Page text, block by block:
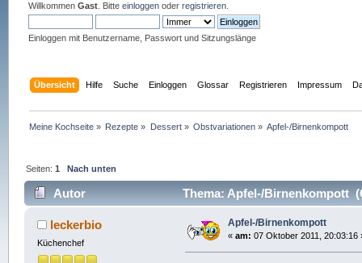
Willkommen Gast. Bitte einloggenoder registrieren.
Einloggen mit Benutzername, Passwort und Sitzungslänge
Übersicht Hilfe Suche Einloggen Glossar Registrieren Impressum
Meine Kochseite » Rezepte » Dessert» Obstvariationen » Apfel-/Birnenkompott
Seiten:1 Nach unten
Autor Thema: Apfel-/Birnenkompott
leckerbio
Küchenchef
Apfel-/Birnenkompott
« am: 07 Oktober 2011, 20:03:16